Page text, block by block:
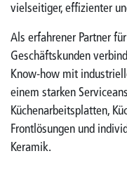
vielseitiger, effizienter
Als erfahrener Partner
Geschäftskunden
Know-how mit
einem starken
Küchenarbeitsplatten,
Frontlösungen und
Keramik.